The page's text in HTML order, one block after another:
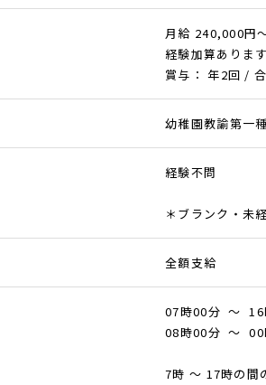
月給 240,000円
経験加算ありま
賞与： 年2回 /
幼稚園教諭第一
経験不問
＊ブランク・未
全額支給
07時00分 ～ 16
08時00分 ～ 00
7時 ～ 17時の間